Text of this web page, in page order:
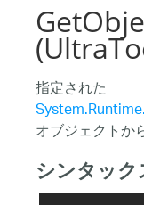
指定された
オブジェクトか
シンタック